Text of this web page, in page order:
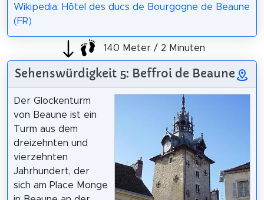
Wikipedia: Hôtel des ducs de Bourgogne de Beaune
(FR)
140 Meter / 2 Minuten
Sehenswürdigkeit 5: Beffroi de Beaune
Der Glockenturm
von Beaune ist ein
Turm aus dem
dreizehnten und
vierzehnten
Jahrhundert, der
sich am Place Monge